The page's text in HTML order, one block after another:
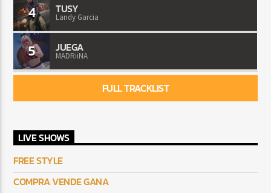
4 TUSY
Landy Garcia
5 JUEGA
MADRiiNA
FULL TRACKLIST
LIVE SHOWS
FREE STYLE
COMPRA VENDE GANA